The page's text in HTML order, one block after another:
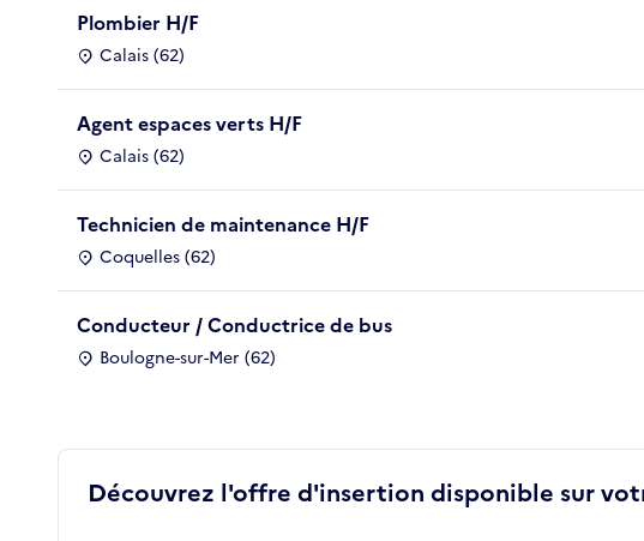
Plombier H/F
Calais (62)
Agent espaces verts H/F
Calais (62)
Technicien de maintenance H/F
Coquelles (62)
Conducteur / Conductrice de bus
Boulogne-sur-Mer (62)
Découvrez l'offre d'insertion disponible sur